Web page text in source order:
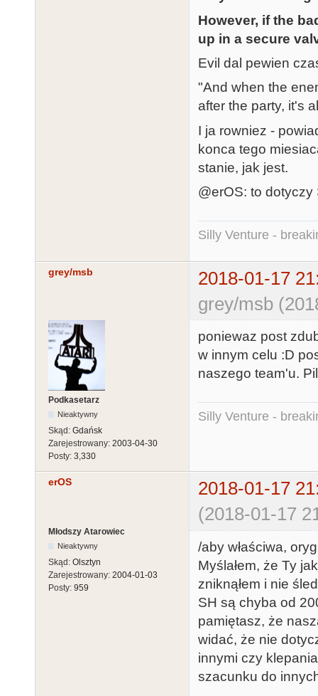
However, if the
up in a secure
Evil dal pewien
"And when the
after the party, it's
I ja rowniez -
konca tego
stanie, jak jest.
@erOS: to
Silly Venture -
grey/msb
2018-01-17
grey/msb
Podkasetarz
Nieaktywny
Skąd: Gdańsk
Zarejestrowany: 2003-04-30
Posty: 3,330
poniewaz post
w innym celu :D
naszego team'u.
Silly Venture -
erOS
2018-01-17
(2018-01-17
Młodszy Atarowiec
Nieaktywny
Skąd: Olsztyn
Zarejestrowany: 2004-01-03
Posty: 959
/aby właściwa,
Myślałem, że Ty
zniknąłem i nie
SH są chyba od
pamiętasz, że
widać, że nie
innymi czy
szacunku do